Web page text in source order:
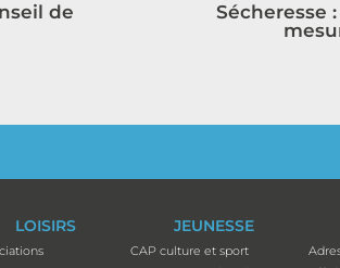
de
Sécheresse
LOISIRS JEUNESSE
CAP culture et sport